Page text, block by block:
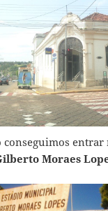
conseguimos
Moraes